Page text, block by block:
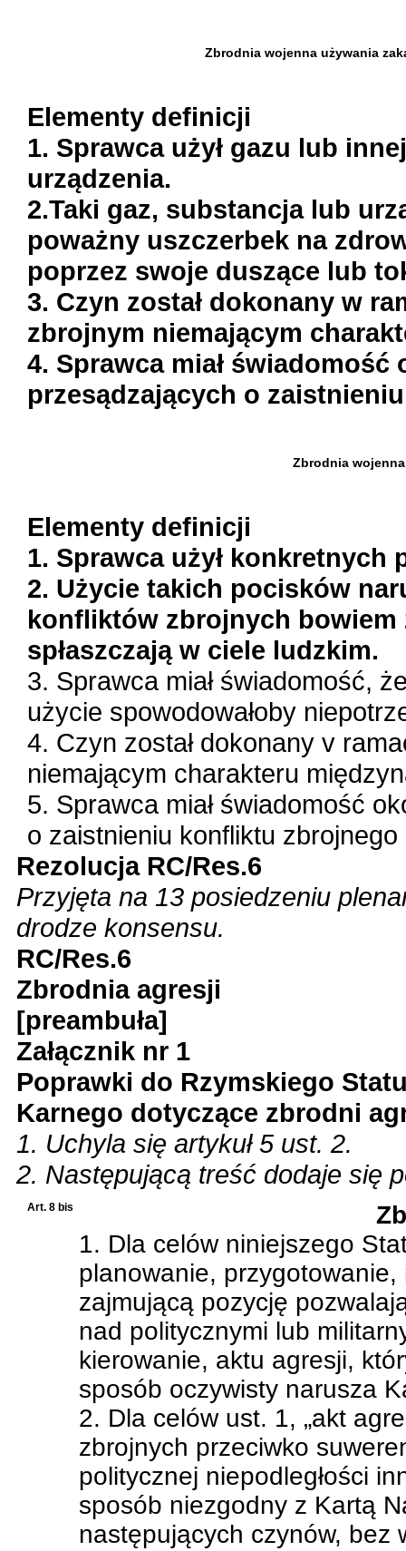
Zbrodnia wojenna używania
Elementy definicji
1. Sprawca użył gazu lub
urządzenia.
2.Taki gaz, substancja lub
poważny uszczerbek na
poprzez swoje duszące lub
3. Czyn został dokonany w
zbrojnym niemającym
4. Sprawca miał
przesądzających o
Zbrodnia
Elementy definicji
1. Sprawca użył konkretnych
2. Użycie takich pocisków
konfliktów zbrojnych bowiem
spłaszczają w ciele ludzkim.
3. Sprawca miał świadomość,
użycie spowodowałoby
4. Czyn został dokonany v
niemającym charakteru
5. Sprawca miał świadomość
o zaistnieniu konfliktu zbrojnego
Rezolucja RC/Res.6
Przyjęta na 13 posiedzeniu
drodze konsensu.
RC/Res.6
Zbrodnia agresji
[preambuła]
Załącznik nr 1
Poprawki do Rzymskiego
Karnego dotyczące zbrodni
1. Uchyla się artykuł 5 ust. 2.
2. Następującą treść dodaje się
Art. 8 bis
1. Dla celów niniejszego
planowanie,
zajmującą pozycję
nad politycznymi lub
kierowanie, aktu agresji,
sposób oczywisty narusza
2. Dla celów ust. 1, „akt
zbrojnych przeciwko
politycznej niepodległości
sposób niezgodny z Kartą
następujących czynów, bez